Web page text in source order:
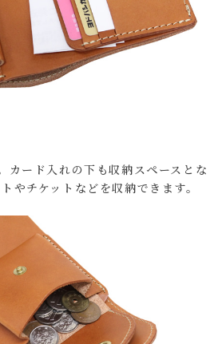
カード入れの下も収納スペースとな
やチケットなどを収納できます。